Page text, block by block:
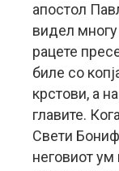
апостол
видел
рацете
биле со
крстови, а
главите.
Свети
неговиот